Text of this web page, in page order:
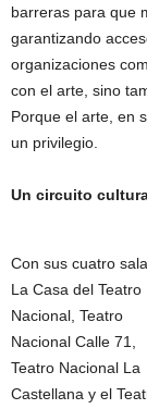
barreras para que
garantizando
organizaciones
con el arte, sino
Porque el arte, en
un privilegio.
Un circuito
Con sus cuatro
La Casa del Teatro
Nacional, Teatro
Nacional Calle 71,
Teatro Nacional La
Castellana y el